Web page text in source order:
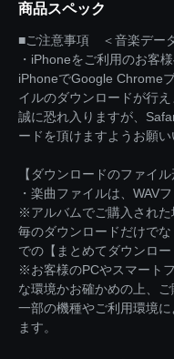
商品スペック
■ご注意事項 ＜音楽デー
・iPhoneをご利用のお客
iPhoneでGoogle Chrome
イルのダウンロードが行え
誠に恐れ入りますが、
ードを頂けますようお願い
【ダウンロードのファイル
・楽曲ファイルは、WAV
※アルバムでご購入された
毎のダウンロードだけで
での【まとめてダウンロー
※お客様のPCやスマート
な環境かお確かめの上、
一部の機種やご利用環境
ます。